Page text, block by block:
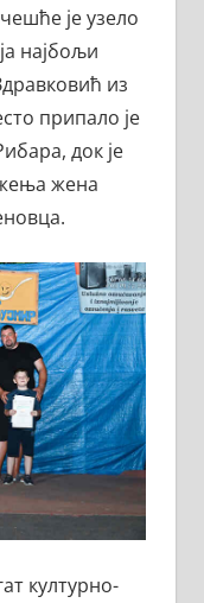
је узело
најбољи
из
припало је
док је
жена
културно-